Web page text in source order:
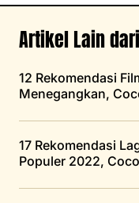
Artikel Lain
12 Rekomendasi
Menegangkan,
17 Rekomendasi
Populer 2022,